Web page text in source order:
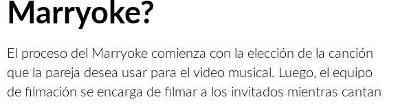
Marryoke?
El proceso del Marryoke comienza con la elección de la canción
que la pareja desea usar para el video musical. Luego, el equipo
de filmación se encarga de filmar a los invitados mientras cantan